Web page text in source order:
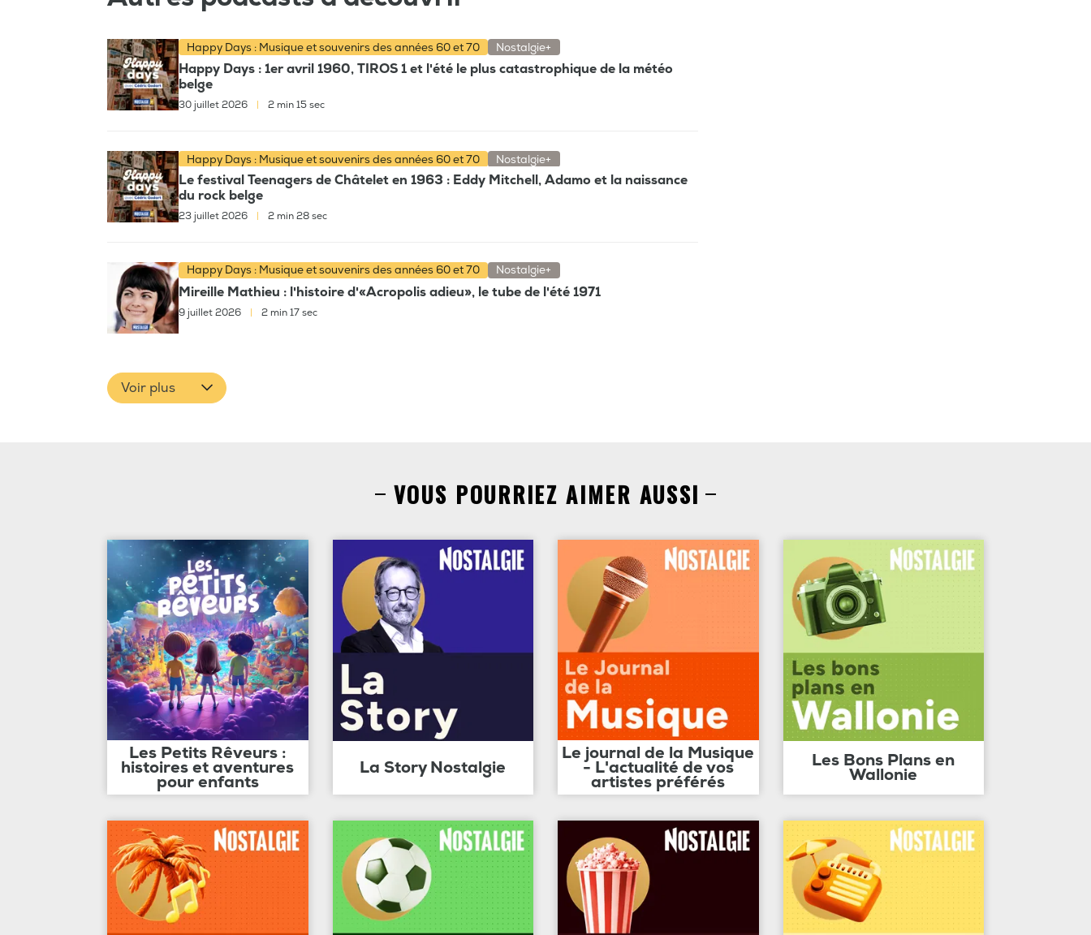
Happy Days : Musique et souvenirs des années 60 et 70 Nostalgie+
Happy Days : 1er avril 1960, TIROS 1 et l'été le plus catastrophique de la météo
belge
30 juillet 2026 | 2 min 15 sec
Happy Days : Musique et souvenirs des années 60 et 70 Nostalgie+
Le festival Teenagers de Châtelet en 1963 : Eddy Mitchell, Adamo et la naissance
du rock belge
23 juillet 2026 2 min 28 sec
Happy Days : Musique et souvenirs des années 60 et 70 Nostalgie+
Mireille Mathieu : l'histoire d'«Acropolis adieu», le tube de l'été 1971
9 juillet 2026 2 min 17 sec
Voir plus
VOUS POURRIEZ AIMER AUSSI
Les Petits Rêveurs :
histoires et aventures
pour enfants
La Story Nostalgie
Le journal de la Musique
- L'actualité de vos
artistes préférés
Les Bons Plans en
Wallonie